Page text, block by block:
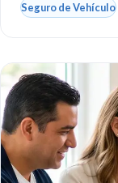
Seguro de Vehículo